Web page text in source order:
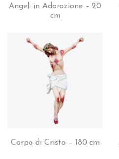
Angeli in Adorazione – 20
cm
Corpo di Cristo – 180 cm